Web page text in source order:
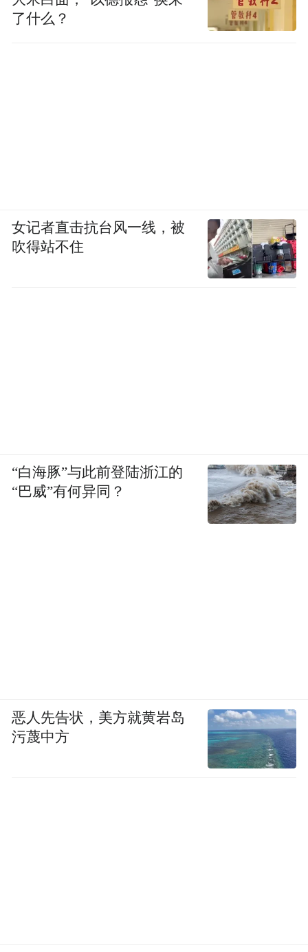
了什么？
女记者直击抗台风一线，被
吹得站不住
“白海豚”与此前登陆浙江的
“巴威”有何异同？
恶人先告状，美方就黄岩岛
污蔑中方